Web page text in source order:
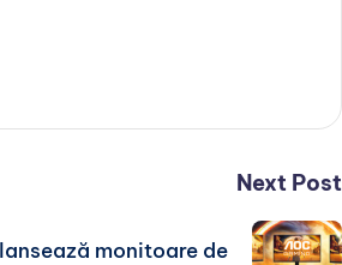
Next Post
monitoare de